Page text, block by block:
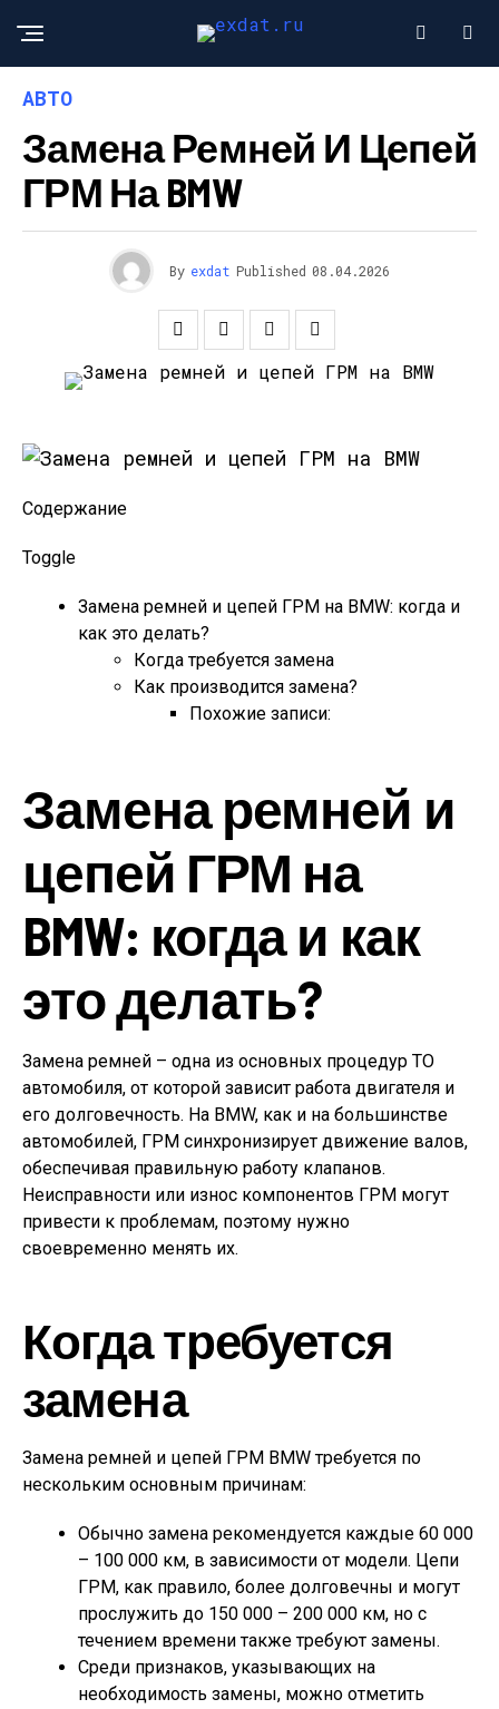
АВТО
Замена Ремней И Цепей
ГРМ На BMW
By exdat Published 08.04.2026
Содержание
Toggle
Замена ремней и цепей ГРМ на BMW: когда и
как это делать?
Когда требуется замена
Как производится замена?
Похожие записи:
Замена ремней и
цепей ГРМ на
BMW: когда и как
это делать?
Замена ремней – одна из основных процедур ТО
автомобиля, от которой зависит работа двигателя и
его долговечность. На BMW, как и на большинстве
автомобилей, ГРМ синхронизирует движение валов,
обеспечивая правильную работу клапанов.
Неисправности или износ компонентов ГРМ могут
привести к проблемам, поэтому нужно
своевременно менять их.
Когда требуется
замена
Замена ремней и цепей ГРМ BMW требуется по
нескольким основным причинам:
Обычно замена рекомендуется каждые 60 000
– 100 000 км, в зависимости от модели. Цепи
ГРМ, как правило, более долговечны и могут
прослужить до 150 000 – 200 000 км, но с
течением времени также требуют замены.
Среди признаков, указывающих на
необходимость замены, можно отметить